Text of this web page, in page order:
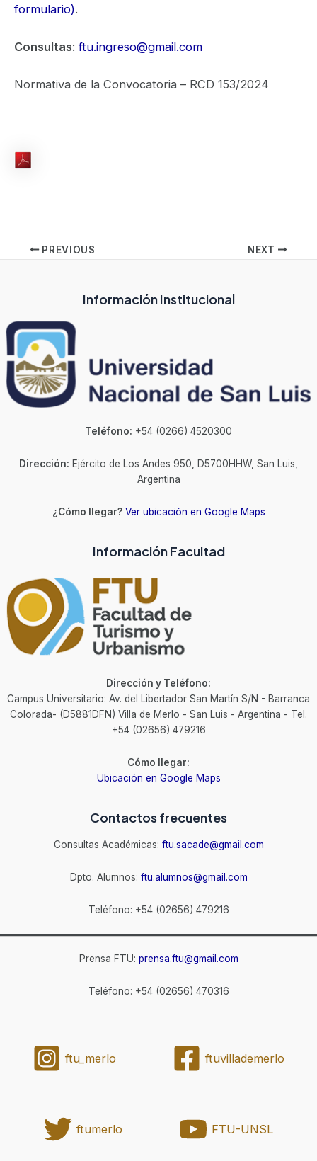
formulario).
Consultas: ftu.ingreso@gmail.com
Normativa de la Convocatoria – RCD 153/2024
PREVIOUS NEXT
Información Institucional
Teléfono: +54 (0266) 4520300
Dirección: Ejército de Los Andes 950, D5700HHW, San Luis,
Argentina
¿Cómo llegar? Ver ubicación en Google Maps
Información Facultad
Dirección y Teléfono:
Campus Universitario: Av. del Libertador San Martín S/N - Barranca
Colorada- (D5881DFN) Villa de Merlo - San Luis - Argentina - Tel.
+54 (02656) 479216
Cómo llegar:
Ubicación en Google Maps
Contactos frecuentes
Consultas Académicas: ftu.sacade@gmail.com
Dpto. Alumnos: ftu.alumnos@gmail.com
Teléfono: +54 (02656) 479216
Prensa FTU: prensa.ftu@gmail.com
Teléfono: +54 (02656) 470316
ftu_merlo ftuvillademerlo
ftumerlo FTU-UNSL